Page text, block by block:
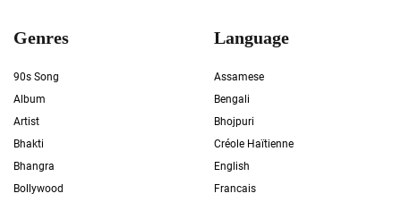
Genres
90s Song
Album
Artist
Bhakti
Bhangra
Bollywood
Language
Assamese
Bengali
Bhojpuri
Créole Haïtienne
English
Francais